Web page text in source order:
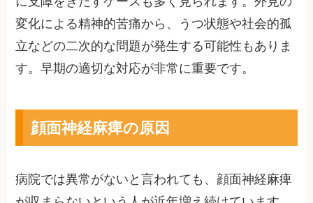
変化による精神的苦痛から、うつ状態や社会的孤
立などの二次的な問題が発生する可能性もありま
す。早期の適切な対応が非常に重要です。
顔面神経麻痺の原因
病院では異常がないと言われても、顔面神経麻痺